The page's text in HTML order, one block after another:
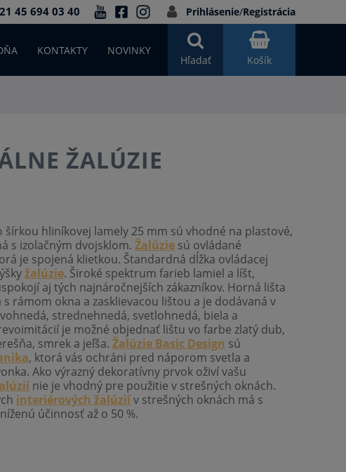
45 694 03 40 Prihlásenie/Registrácia
Košík
Hľadať
KONTAKTY NOVINKY
ŽALÚZIE
šírkou hliníkovej lamely 25 mm sú vhodné na plastové,
s izolačným dvojsklom. Žalúzie sú ovládané
je spojená klietkou. Štandardná dĺžka ovládacej
žalúzie. Široké spektrum farieb lamiel a líšt,
aj tých najnáročnejších zákazníkov. Horná lišta
rámom okna a zasklievacou lištou a je dodávaná v
strednehnedá, svetlohnedá, biela a
je možné objednať lištu vo farbe zlatý dub,
smrek a jeľša. Žalúzie Basic Design sú
, ktorá vás ochráni pred náporom svetla a
Ako výrazný dekoratívny prvok oživí vašu
nie je vhodný pre použitie v strešných oknách.
interiérových žalúziív strešných oknách má s
účinnosť až o 50 %.